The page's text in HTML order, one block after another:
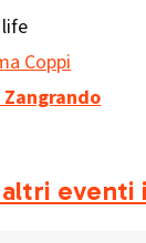
Coppi
eventi